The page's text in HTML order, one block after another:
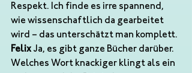
Respekt. Ich finde es irre spannend,
wie wissenschaftlich da gearbeitet
wird – das unterschätzt man komplett.
Felix Ja, es gibt ganze Bücher darüber.
Welches Wort knackiger klingt als ein